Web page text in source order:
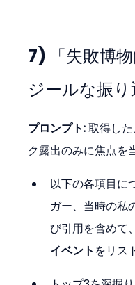
7) 「失敗博
ジールな振り
プロンプト: 取得し
ク露出のみに焦点を
以下の各項目に
ガー、当時の私
び引用を含めて
イベント をリス